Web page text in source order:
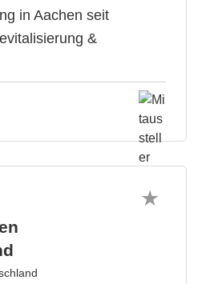
in Aachen seit
&